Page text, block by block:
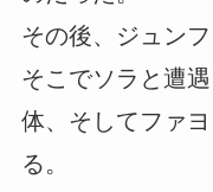
その後、ジュンフ
そこでソラと遭
体、そしてファ
る。